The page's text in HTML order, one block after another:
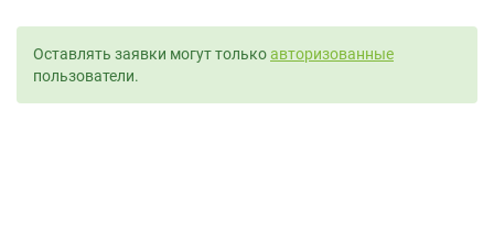
Оставлять заявки могут толькоавторизованные
пользователи.